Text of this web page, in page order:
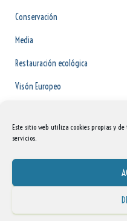
Este sitio web utiliza cookies propias y
servicios.
Conservación
Media
Restauración ecológica
Visón Europeo
Hestia |